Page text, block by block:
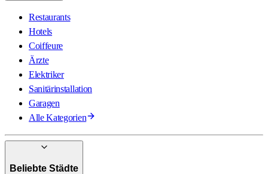
Restaurants
Hotels
Coiffeure
Ärzte
Elektriker
Sanitärinstallation
Garagen
Alle Kategorien
Beliebte Städte